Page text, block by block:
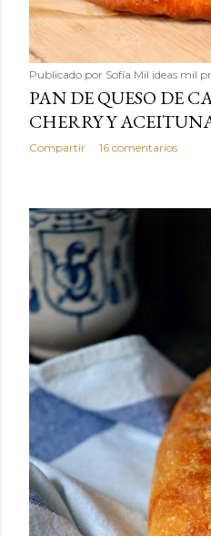
Publicado por Sofía Mil ideas mil
PAN DE QUESO DE
CHERRY Y
Compartir 16 comentarios